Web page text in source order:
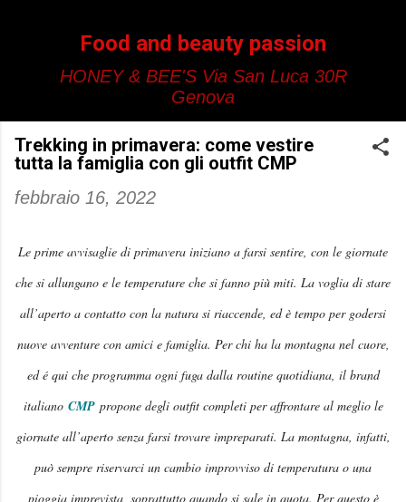
Food and beauty passion
HONEY & BEE'S Via San Luca 30R
Genova
Trekking in primavera: come vestire
tutta la famiglia con gli outfit CMP
febbraio 16, 2022
Le prime avvisaglie di primavera iniziano a farsi sentire, con le giornate
che si allungano e le temperature che si fanno più miti. La voglia di stare
all’aperto a contatto con la natura si riaccende, ed è tempo per godersi
nuove avventure con amici e famiglia. Per chi ha la montagna nel cuore,
ed é qui che programma ogni fuga dalla routine quotidiana, il brand
italiano CMPpropone degli outfit completi per affrontare al meglio le
giornate all’aperto senza farsi trovare impreparati. La montagna, infatti,
può sempre riservarci un cambio improvviso di temperatura o una
pioggia imprevista, soprattutto quando si sale in quota. Per questo è